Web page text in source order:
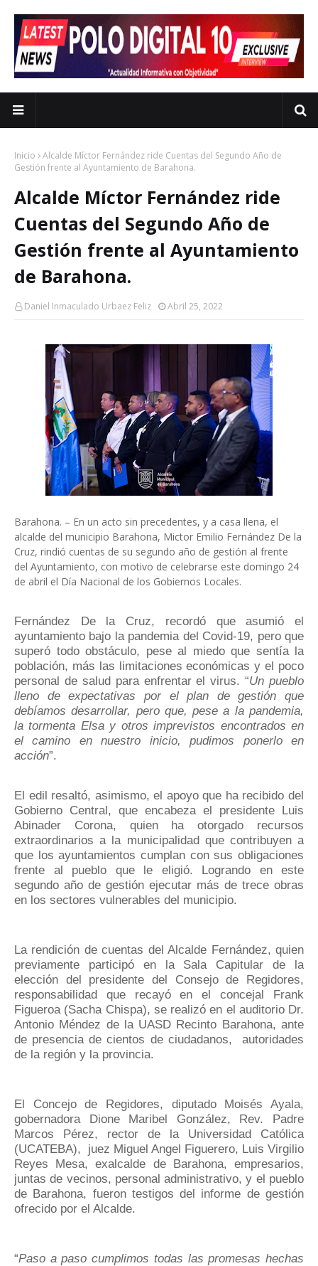
Inicio
Alcalde Míctor Fernández ride Cuentas del Segundo Año de
Gestión frente al Ayuntamiento de Barahona.
Alcalde Míctor Fernández ride
Cuentas del Segundo Año de
Gestión frente al Ayuntamiento
de Barahona.
Daniel Inmaculado Urbaez Feliz Abril 25, 2022
Barahona. – En un acto sin precedentes, y a casa llena, el
alcalde del municipio Barahona, Mictor Emilio Fernández De la
Cruz, rindió cuentas de su segundo año de gestión al frente
del Ayuntamiento, con motivo de celebrarse este domingo 24
de abril el Día Nacional de los Gobiernos Locales.
Fernández De la Cruz, recordó que asumió el
ayuntamiento bajo la pandemia del Covid-19, pero que
superó todo obstáculo, pese al miedo que sentía la
población, más las limitaciones económicas y el poco
personal de salud para enfrentar el virus. “Un pueblo
lleno de expectativas por el plan de gestión que
debíamos desarrollar, pero que, pese a la pandemia,
la tormenta Elsa y otros imprevistos encontrados en
el camino en nuestro inicio, pudimos ponerlo en
acción”.
El edil resaltó, asimismo, el apoyo que ha recibido del
Gobierno Central, que encabeza el presidente Luis
Abinader Corona, quien ha otorgado recursos
extraordinarios a la municipalidad que contribuyen a
que los ayuntamientos cumplan con sus obligaciones
frente al pueblo que le eligió. Logrando en este
segundo año de gestión ejecutar más de trece obras
en los sectores vulnerables del municipio.
La rendición de cuentas del Alcalde Fernández, quien
previamente participó en la Sala Capitular de la
elección del presidente del Consejo de Regidores,
responsabilidad que recayó en el concejal Frank
Figueroa (Sacha Chispa), se realizó en el auditorio Dr.
Antonio Méndez de la UASD Recinto Barahona, ante
de presencia de cientos de ciudadanos, autoridades
de la región y la provincia.
El Concejo de Regidores, diputado Moisés Ayala,
gobernadora Dione Maribel González, Rev. Padre
Marcos Pérez, rector de la Universidad Católica
(UCATEBA), juez Miguel Angel Figuerero, Luis Virgilio
Reyes Mesa, exalcalde de Barahona, empresarios,
juntas de vecinos, personal administrativo, y el pueblo
de Barahona, fueron testigos del informe de gestión
ofrecido por el Alcalde.
“Paso a paso cumplimos todas las promesas hechas